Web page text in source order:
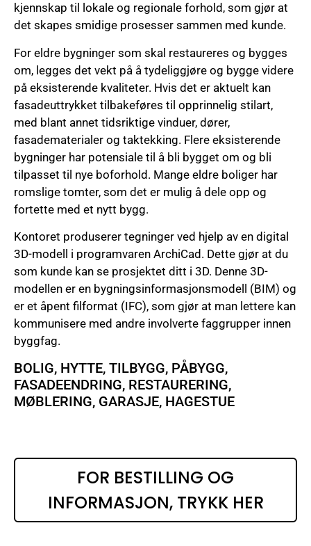
kjennskap til lokale og regionale forhold, som gjør at
det skapes smidige prosesser sammen med kunde.
For eldre bygninger som skal restaureres og bygges
om, legges det vekt på å tydeliggjøre og bygge videre
på eksisterende kvaliteter. Hvis det er aktuelt kan
fasadeuttrykket tilbakeføres til opprinnelig stilart,
med blant annet tidsriktige vinduer, dører,
fasadematerialer og taktekking. Flere eksisterende
bygninger har potensiale til å bli bygget om og bli
tilpasset til nye boforhold. Mange eldre boliger har
romslige tomter, som det er mulig å dele opp og
fortette med et nytt bygg.
Kontoret produserer tegninger ved hjelp av en digital
3D-modell i programvaren ArchiCad. Dette gjør at du
som kunde kan se prosjektet ditt i 3D. Denne 3D-
modellen er en bygningsinformasjonsmodell (BIM) og
er et åpent filformat (IFC), som gjør at man lettere kan
kommunisere med andre involverte faggrupper innen
byggfag.
BOLIG, HYTTE, TILBYGG, PÅBYGG,
FASADEENDRING, RESTAURERING,
MØBLERING, GARASJE, HAGESTUE
FOR BESTILLING OG
INFORMASJON, TRYKK HER